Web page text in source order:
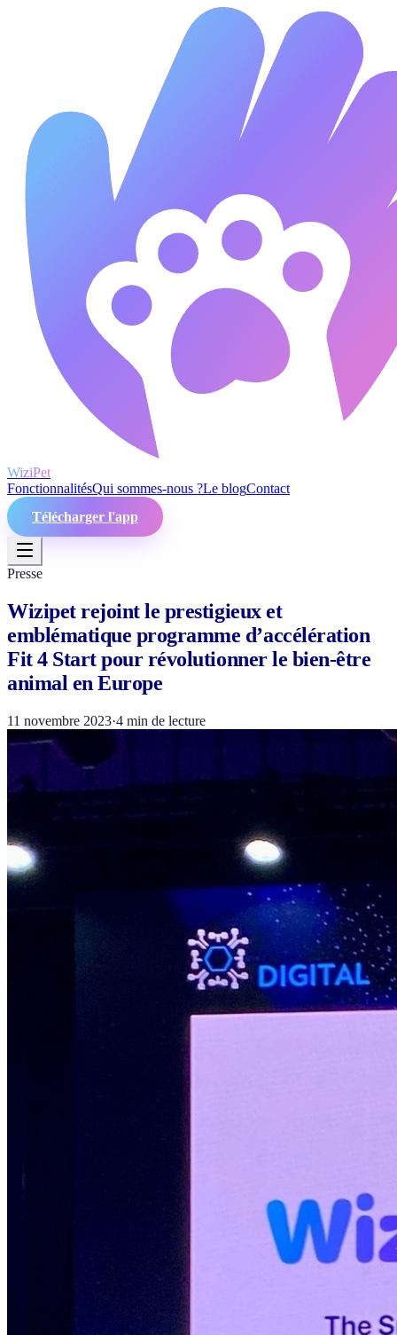
WiziPet
FonctionnalitésQui sommes-nous ?Le blogContact
Télécharger l'app
Presse
Wizipet rejoint le prestigieux et
emblématique programme d’accélération
Fit 4 Start pour révolutionner le bien-être
animal en Europe
11 novembre 2023·4 min de lecture